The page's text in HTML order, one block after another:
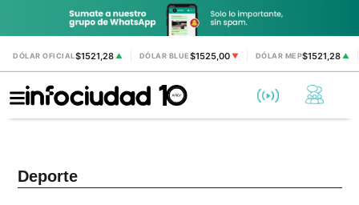
DÓLAR OFICIAL$1521,28 ▲ DÓLAR BLUE$1525,00 ▼ DÓLAR MEP$1521,28▲
Deporte